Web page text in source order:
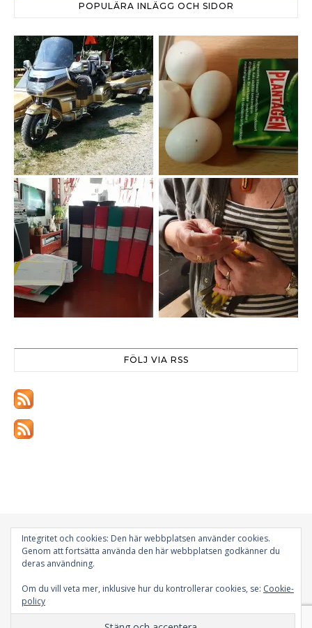
POPULÄRA INLÄGG OCH SIDOR
FÖLJ VIA RSS
© 2026 - All Rights Reserved | Gokboet.nu
BACK TO TOP
Integritet och cookies: Den här webbplatsen använder cookies.
Genom att fortsätta använda den här webbplatsen godkänner du
deras användning.
Om du vill veta mer, inklusive hur du kontrollerar cookies, se: Cookie-
policy